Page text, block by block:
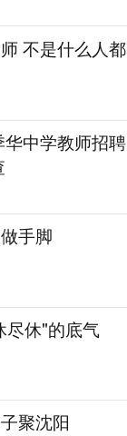
不是什么人都
中学教师招聘
手脚
尽休"的底气
聚沈阳